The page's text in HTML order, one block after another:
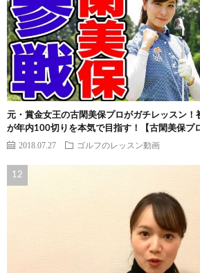
元・賞金女王の古閑美保プロがガチレッスン！
が年内100切りを本気で目指す！【古閑美保プ
2018.07.27 ゴルフのレッスン動画